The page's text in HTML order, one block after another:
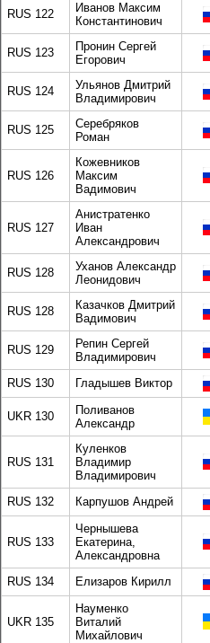
RUS 122
Иванов Максим
Константинович
RUS 123
Пронин Сергей
Егорович
RUS 124
Ульянов Дмитрий
Владимирович
RUS 125
Серебряков
Роман
RUS 126
Кожевников
Максим
Вадимович
RUS 127
Анистратенко
Иван
Александрович
RUS 128
Уханов Александр
Леонидович
RUS 128
Казачков Дмитрий
Вадимович
RUS 129
Репин Сергей
Владимирович
RUS 130 Гладышев Виктор
UKR 130
Поливанов
Александр
RUS 131
Куленков
Владимир
Владимирович
RUS 132 Карпушов Андрей
RUS 133
Чернышева
Екатерина,
Александровна
RUS 134 Елизаров Кирилл
UKR 135
Науменко
Виталий
Михайлович